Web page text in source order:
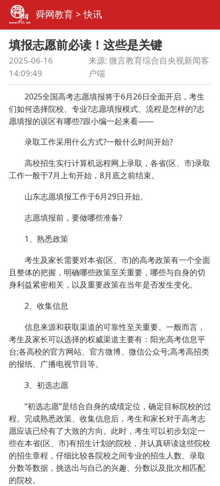
舜网教育 >快讯
填报志愿前必读！这些是关键
2025-06-16
14:09:49
来源:微言教育综合自央视新闻客
户端
2025全国高考志愿填报将于6月26日全面开启，考生
们如何选择院校、专业?志愿填报模式、流程是怎样的?志
愿填报的误区有哪些?跟小编一起来看——
录取工作采用什么方式?一般什么时间开始?
高校招生实行计算机远程网上录取，各省(区、市)录取
工作一般于7月上旬开始，8月底之前结束。
山东志愿填报工作于6月29日开始。
志愿填报前，要做哪些准备?
1、熟悉政策
考生及家长需要对本省(区、市)的高考政策有一个全面
且整体的把握，明确哪些政策至关重要，哪些与自身的切
身利益紧密相关，以及重要政策在当年是否发生变化。
2、收集信息
信息来源和获取渠道的可靠性至关重要。一般而言，
考生及家长可以选择的权威渠道主要有：阳光高考信息平
台;各高校的官方网站、官方微博、微信公众号;高考高招类
的报纸、广播电视节目等。
3、初选志愿
“初选志愿”是结合自身的成绩定位，确定目标院校的过
程。完成熟悉政策、收集信息后，考生和家长对于高考志
愿应该已经有了大致的方向。此时，考生可以初步划定一
些在本省(区、市)有招生计划的院校，并认真研读这些院校
的招生章程，仔细比较各院校之间专业的招生人数、录取
分数等数据，挑选出与自己的兴趣、分数以及批次相匹配
的院校。